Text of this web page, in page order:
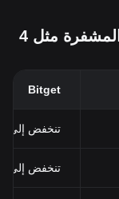
ما هو أفضل مكان لشراء العملات المشفرة مثل 4
Bitget
تنخفض إلى 0%
تنخفض إلى 0.03% (0.024% باستخدام BGB)